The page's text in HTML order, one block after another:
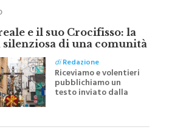
e il suo Crocifisso: la
di una comunità
diRedazione
Riceviamo e volentieri
pubblichiamo un
testo inviato dalla
scrittrice monrealese
Festa del Santissimo